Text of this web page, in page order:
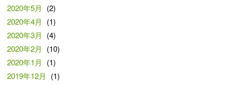
2020年5月
(2)
2020年4月
(1)
2020年3月
(4)
2020年2月
(10)
2020年1月
(1)
2019年12月
(1)